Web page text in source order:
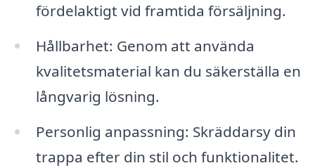
fördelaktigt vid framtida försäljning.
Hållbarhet: Genom att använda
kvalitetsmaterial kan du säkerställa en
långvarig lösning.
Personlig anpassning: Skräddarsy din
trappa efter din stil och funktionalitet.